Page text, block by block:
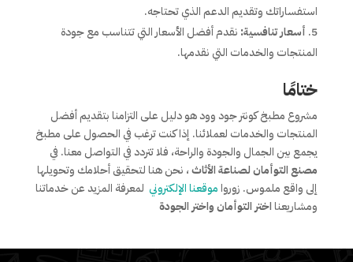
استفساراتك وتقديم الدعم الذي تحتاجه.
أسعار تنافسية: نقدم أفضل الأسعار التي تتناسب مع جودة
المنتجات والخدمات التي نقدمها.
ختامًا
مشروع مطبخ كونتر جود وود هو دليل على التزامنا بتقديم أفضل
المنتجات والخدمات لعملائنا. إذا كنت ترغب في الحصول على مطبخ
يجمع بين الجمال والجودة والراحة، فلا تتردد في التواصل معنا. في
مصنع التوأمان لصناعة الأثاث، نحن هنا لتحقيق أحلامك وتحويلها
إلى واقع ملموس. زورواموقعنا الإلكتروني لمعرفة المزيد عن خدماتنا
ومشاريعنااختر التوأمان واختر الجودة